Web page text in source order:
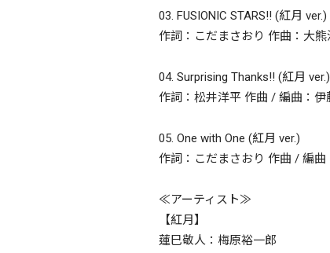
03. FUSIONIC STARS!! (紅月 ver.)
作詞：こだまさおり 作曲：大
04. Surprising Thanks!! (紅月 ver.)
作詞：松井洋平 作曲 / 編曲：
05. One with One (紅月 ver.)
作詞：こだまさおり 作曲 / 編
≪アーティスト≫
【紅月】
蓮巳敬人：梅原裕一郎